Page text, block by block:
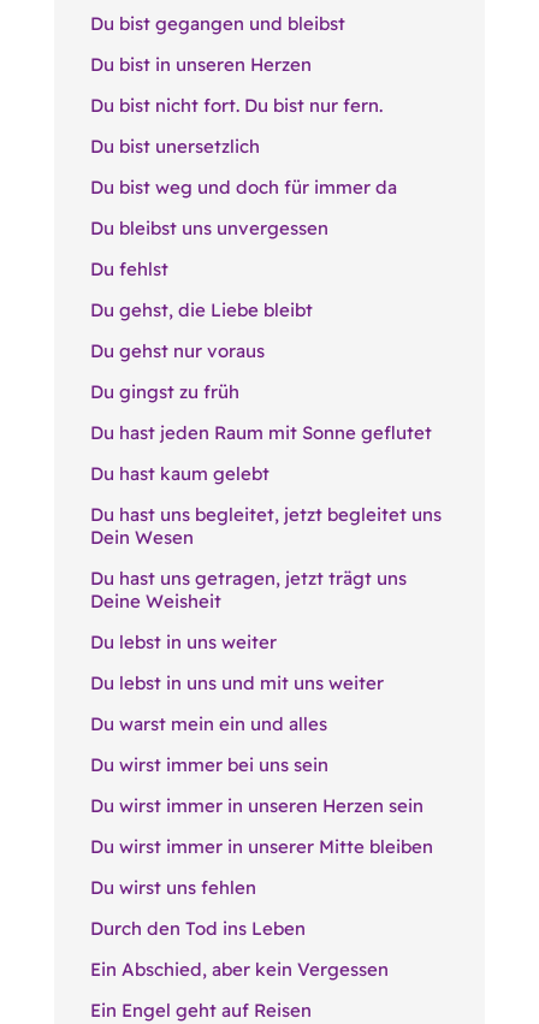
Du bist gegangen und bleibst
Du bist in unseren Herzen
Du bist nicht fort. Du bist nur fern.
Du bist unersetzlich
Du bist weg und doch für immer da
Du bleibst uns unvergessen
Du fehlst
Du gehst, die Liebe bleibt
Du gehst nur voraus
Du gingst zu früh
Du hast jeden Raum mit Sonne geflutet
Du hast kaum gelebt
Du hast uns begleitet, jetzt begleitet uns
Dein Wesen
Du hast uns getragen, jetzt trägt uns
Deine Weisheit
Du lebst in uns weiter
Du lebst in uns und mit uns weiter
Du warst mein ein und alles
Du wirst immer bei uns sein
Du wirst immer in unseren Herzen sein
Du wirst immer in unserer Mitte bleiben
Du wirst uns fehlen
Durch den Tod ins Leben
Ein Abschied, aber kein Vergessen
Ein Engel geht auf Reisen